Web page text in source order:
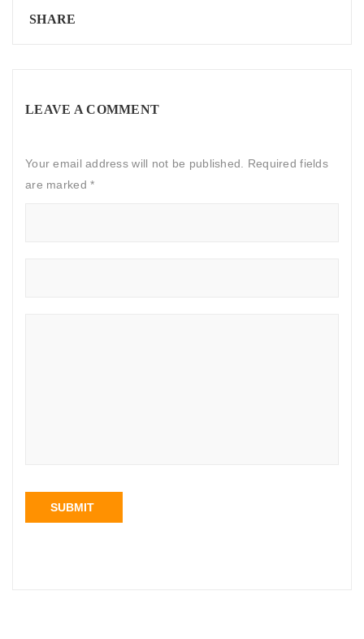
SHARE
LEAVE A COMMENT
Your email address will not be published. Required fields
are marked*